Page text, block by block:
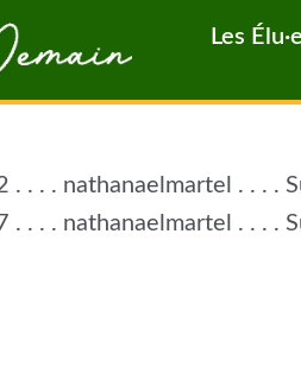
Les
. . . nathanaelmartel . . . .
. . . nathanaelmartel . . . .